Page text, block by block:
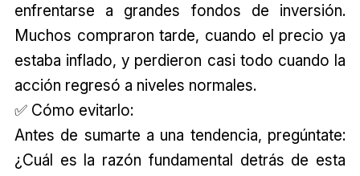
enfrentarse a grandes fondos de inversión.
Muchos compraron tarde, cuando el precio ya
estaba inflado, y perdieron casi todo cuando la
acción regresó a niveles normales.
✅ Cómo evitarlo:
Antes de sumarte a una tendencia, pregúntate:
¿Cuál es la razón fundamental detrás de esta